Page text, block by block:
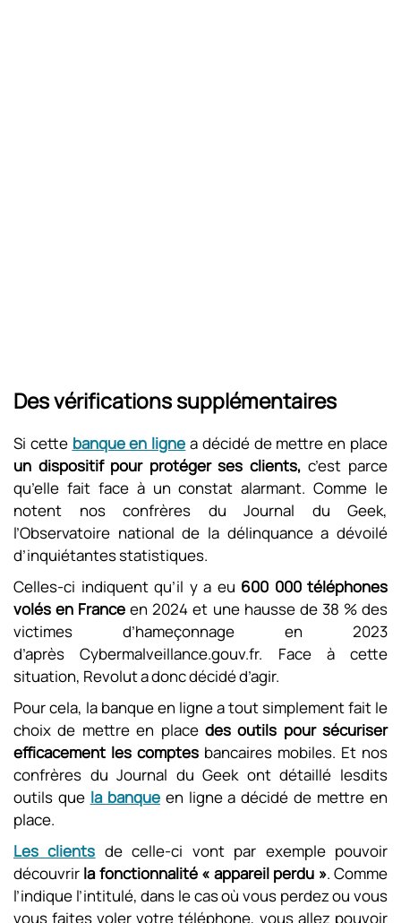
Des vérifications supplémentaires
Si cette banque en ligne a décidé de mettre en place
un dispositif pour protéger ses clients, c’est parce
qu’elle fait face à un constat alarmant. Comme le
notent nos confrères du Journal du Geek,
l’Observatoire national de la délinquance a dévoilé
d’inquiétantes statistiques.
Celles-ci indiquent qu’il y a eu 600 000 téléphones
volés en France en 2024 et une hausse de 38 % des
victimes d’hameçonnage en 2023
d’après Cybermalveillance.gouv.fr. Face à cette
situation, Revolut a donc décidé d’agir.
Pour cela, la banque en ligne a tout simplement fait le
choix de mettre en place des outils pour sécuriser
efficacement les comptes bancaires mobiles. Et nos
confrères du Journal du Geek ont détaillé lesdits
outils que la banqueen ligne a décidé de mettre en
place.
Les clients de celle-ci vont par exemple pouvoir
découvrir la fonctionnalité « appareil perdu ». Comme
l’indique l’intitulé, dans le cas où vous perdez ou vous
vous faites voler votre téléphone, vous allez pouvoir